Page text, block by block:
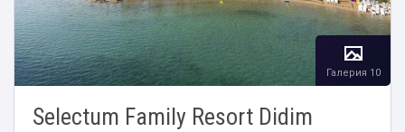
Selectum Family Resort Didim
Галерия 10